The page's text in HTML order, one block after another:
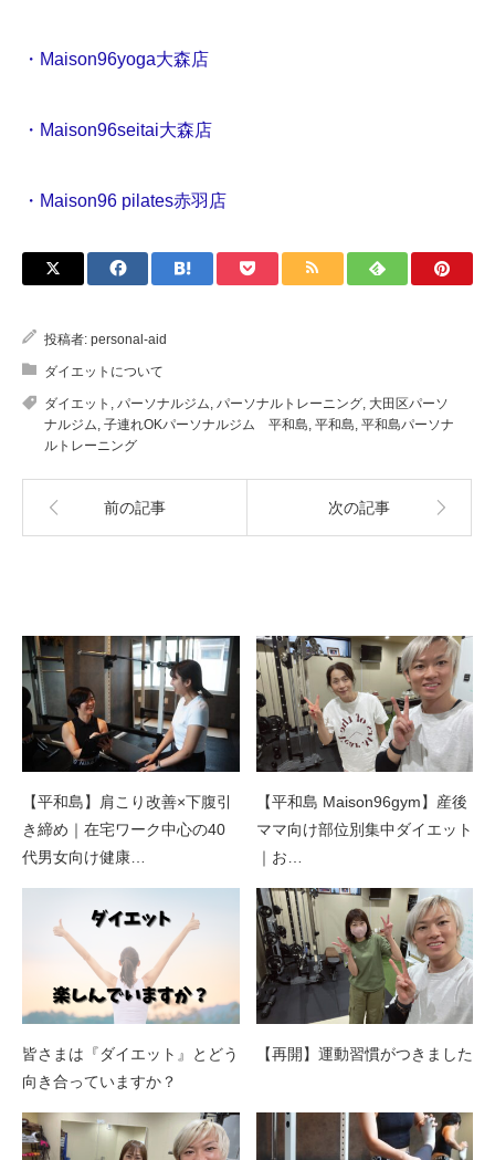
・Maison96yoga大森店
・Maison96seitai大森店
・Maison96 pilates赤羽店
投稿者: personal-aid
ダイエットについて
ダイエット , パーソナルジム, パーソナルトレーニング, 大田区パーソ
ナルジム, 子連れOKパーソナルジム 平和島, 平和島, 平和島パーソナ
ルトレーニング
前の記事 次の記事
【平和島】肩こり改善×下腹引
き締め｜在宅ワーク中心の40
代男女向け健康…
【平和島 Maison96gym】産後
ママ向け部位別集中ダイエット
｜お…
皆さまは『ダイエット』とどう
向き合っていますか？
【再開】運動習慣がつきました